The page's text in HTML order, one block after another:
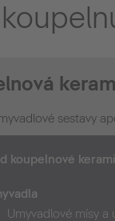
sestavy
koupelnové
Umyvadlové mísy a